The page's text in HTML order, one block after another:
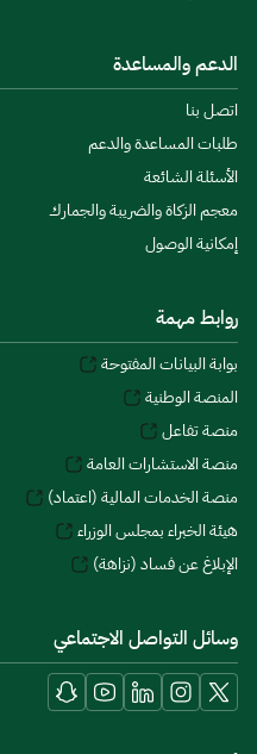
الدعم والمساعدة
اتصل بنا
طلبات المساعدة والدعم
الأسئلة الشائعة
معجم الزكاة والضريبة والجمارك
إمكانية الوصول
روابط مهمة
بوابة البيانات المفتوحة
المنصة الوطنية
منصة تفاعل
منصة الاستشارات العامة
منصة الخدمات المالية (اعتماد)
هيئة الخبراء بمجلس الوزراء
الإبلاغ عن فساد (نزاهة)
وسائل التواصل الاجتماعي